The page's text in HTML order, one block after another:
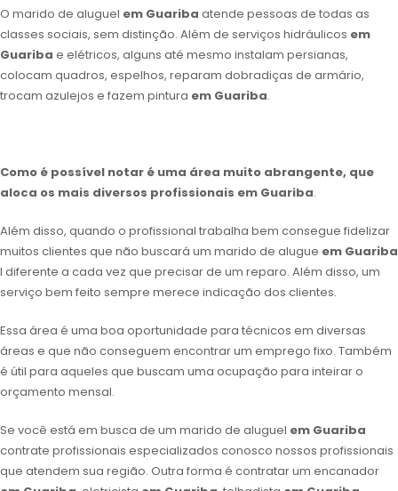
O marido de aluguel em Guariba atende pessoas de todas as
classes sociais, sem distinção. Além de serviços hidráulicos em
Guariba e elétricos, alguns até mesmo instalam persianas,
colocam quadros, espelhos, reparam dobradiças de armário,
trocam azulejos e fazem pintura em Guariba.
Como é possível notar é uma área muito abrangente, que
aloca os mais diversos profissionais em Guariba.
Além disso, quando o profissional trabalha bem consegue fidelizar
muitos clientes que não buscará um marido de alugue em Guariba
l diferente a cada vez que precisar de um reparo. Além disso, um
serviço bem feito sempre merece indicação dos clientes.
Essa área é uma boa oportunidade para técnicos em diversas
áreas e que não conseguem encontrar um emprego fixo. Também
é útil para aqueles que buscam uma ocupação para inteirar o
orçamento mensal.
Se você está em busca de um marido de aluguel em Guariba
contrate profissionais especializados conosco nossos profissionais
que atendem sua região. Outra forma é contratar um encanador